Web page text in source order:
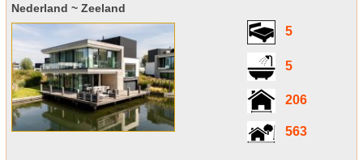
Nederland ~ Zeeland
5
5
206
563